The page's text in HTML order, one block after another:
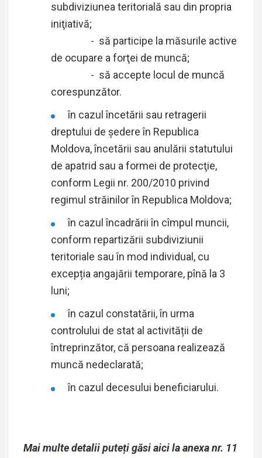
subdiviziunea teritorială sau din propria
iniţiativă;
- să participe la măsurile active
de ocupare a forţei de muncă;
- să accepte locul de muncă
corespunzător.
în cazul încetării sau retragerii
dreptului de şedere în Republica
Moldova, încetării sau anulării statutului
de apatrid sau a formei de protecţie,
conform Legii nr. 200/2010 privind
regimul străinilor în Republica Moldova;
în cazul încadrării în cîmpul muncii,
conform repartizării subdiviziunii
teritoriale sau în mod individual, cu
excepția angajării temporare, pînă la 3
luni;
în cazul constatării, în urma
controlului de stat al activității de
întreprinzător, că persoana realizează
muncă nedeclarată;
în cazul decesului beneficiarului.
Mai multe detalii puteți găsi aici la anexa nr. 11